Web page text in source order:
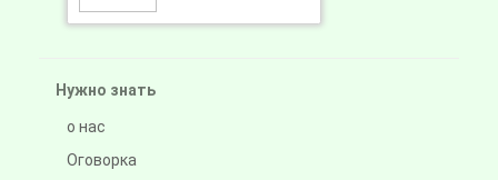
Нужно знать
о нас
Оговорка